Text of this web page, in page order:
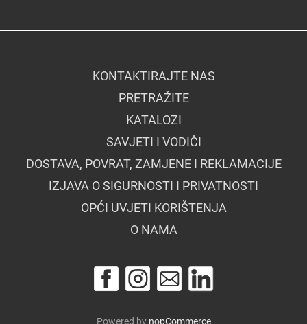
KONTAKTIRAJTE NAS
PRETRAŽITE
KATALOZI
SAVJETI I VODIČI
DOSTAVA, POVRAT, ZAMJENE I REKLAMACIJE
IZJAVA O SIGURNOSTI I PRIVATNOSTI
OPĆI UVJETI KORIŠTENJA
O NAMA
Powered by nopCommerce